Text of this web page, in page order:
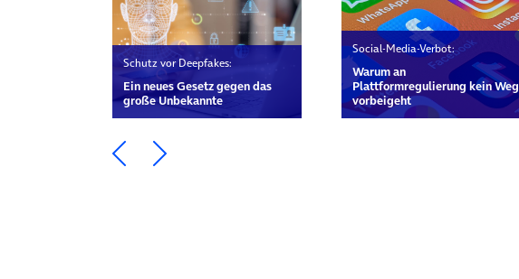
Schutz vor Deepfakes:
Ein neues Gesetz gegen das
große Unbekannte
Social-Media-Verbot:
Warum an
Plattformregulierung kein Weg
vorbeigeht
Ein Element zurück blättern
Ein Element weiter blättern